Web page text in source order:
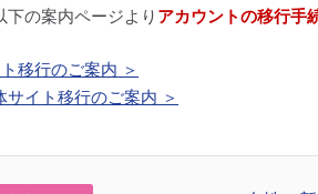
下の案内ページより アカウントの移行手
移行のご案内 ＞
イト移行のご案内 ＞